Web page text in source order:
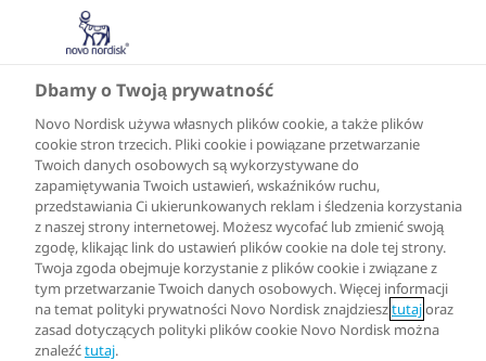
Dbamy o Twoją prywatność
Novo Nordisk używa własnych plików cookie, a także plików
cookie stron trzecich. Pliki cookie i powiązane przetwarzanie
Twoich danych osobowych są wykorzystywane do
zapamiętywania Twoich ustawień, wskaźników ruchu,
przedstawiania Ci ukierunkowanych reklam i śledzenia korzystania
z naszej strony internetowej. Możesz wycofać lub zmienić swoją
zgodę, klikając link do ustawień plików cookie na dole tej strony.
Twoja zgoda obejmuje korzystanie z plików cookie i związane z
tym przetwarzanie Twoich danych osobowych. Więcej informacji
na temat polityki prywatności Novo Nordisk znajdziesztutajoraz
zasad dotyczących polityki plików cookie Novo Nordisk można
znaleźćtutaj.